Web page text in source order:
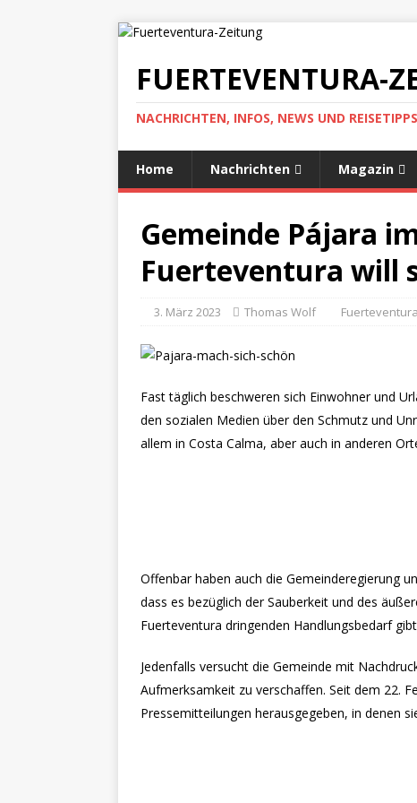
FUERTEVENTURA-
NACHRICHTEN, INFOS, NEWS UND
Home Nachrichten Magazin
Gemeinde Pájara
Fuerteventura will
3. März 2023 Thomas Wolf
Fast täglich beschweren sich Einwohner und
den sozialen Medien über den Schmutz und
allem in Costa Calma, aber auch in anderen
Offenbar haben auch die Gemeinderegierung
dass es bezüglich der Sauberkeit und des
Fuerteventura dringenden Handlungsbedarf
Jedenfalls versucht die Gemeinde mit
Aufmerksamkeit zu verschaffen. Seit dem 22.
Pressemitteilungen herausgegeben, in denen